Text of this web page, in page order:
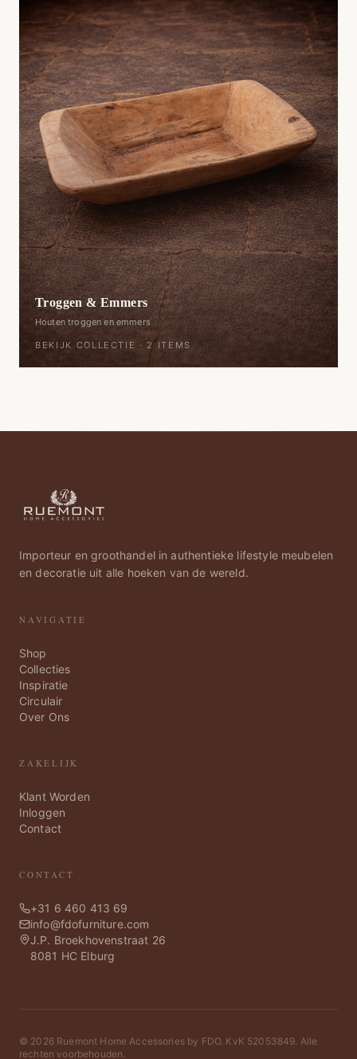
Troggen & Emmers
Houten troggen en emmers
BEKIJK COLLECTIE · 2ITEMS
Importeur en groothandel in authentieke lifestyle meubelen
en decoratie uit alle hoeken van de wereld.
NAVIGATIE
Shop
Collecties
Inspiratie
Circulair
Over Ons
ZAKELIJK
Klant Worden
Inloggen
Contact
CONTACT
+31 6 460 413 69
info@fdofurniture.com
J.P. Broekhovenstraat 26
8081 HC Elburg
© 2026Ruemont Home Accessories by FDO. KvK 52053849. Alle
rechten voorbehouden.